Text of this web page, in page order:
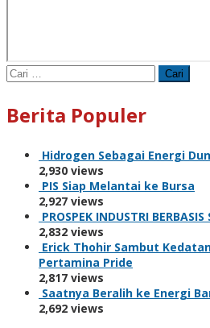
Cari
untuk:
Berita Populer
Hidrogen Sebagai Energi
2,930 views
PIS Siap Melantai ke Bursa
2,927 views
PROSPEK INDUSTRI BERBASIS
2,832 views
Erick Thohir Sambut
Pertamina Pride
2,817 views
Saatnya Beralih ke Energi
2,692 views